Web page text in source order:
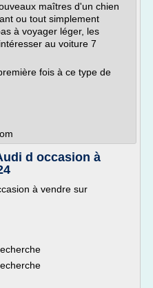
maîtres d'un chien
ou tout simplement
à voyager léger, les
au voiture 7
fois à ce type de
d occasion à
à vendre sur